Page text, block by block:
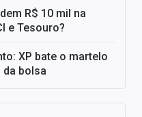
R$ 10 mil na
e Tesouro?
XP bate o martelo
da bolsa